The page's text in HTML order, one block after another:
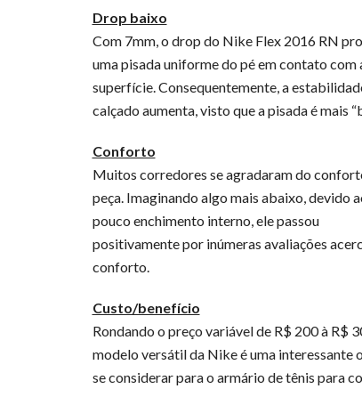
Drop baixo
Com 7mm, o drop do Nike Flex 2016 RN
uma pisada uniforme do pé em contato com
superfície. Consequentemente, a
calçado aumenta, visto que a pisada é mais
Conforto
Muitos corredores se agradaram do
peça. Imaginando algo mais abaixo, devido
pouco enchimento interno, ele passou
positivamente por inúmeras avaliações
conforto.
Custo/benefício
Rondando o preço variável de R$ 200 à R$
modelo versátil da Nike é uma interessante
se considerar para o armário de tênis para